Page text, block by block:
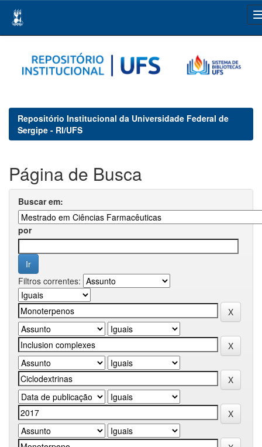
navigation
Repositório Institucional da Universidade Federal de
Sergipe - RI/UFS
Página de Busca
Buscar em:
por
Filtros correntes: